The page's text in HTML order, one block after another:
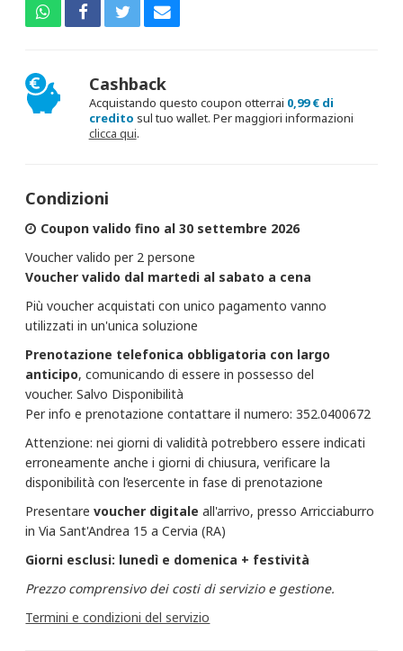
Cashback
Acquistando questo coupon otterrai 0,99 € di
credito sul tuo wallet. Per maggiori informazioni
clicca qui.
Condizioni
Coupon valido fino al 30 settembre 2026
Voucher valido per 2 persone
Voucher valido dal martedi al sabato a cena
Più voucher acquistati con unico pagamento vanno
utilizzati in un'unica soluzione
Prenotazione telefonica obbligatoria con largo
anticipo, comunicando di essere in possesso del
voucher. Salvo Disponibilità
Per info e prenotazione contattare il numero: 352.0400672
Attenzione: nei giorni di validità potrebbero essere indicati
erroneamente anche i giorni di chiusura, verificare la
disponibilità con l’esercente in fase di prenotazione
Presentare voucher digitale all'arrivo, presso Arricciaburro
in Via Sant'Andrea 15 a Cervia (RA)
Giorni esclusi: lunedì e domenica + festività
Prezzo comprensivo dei costi di servizio e gestione.
Termini e condizioni del servizio